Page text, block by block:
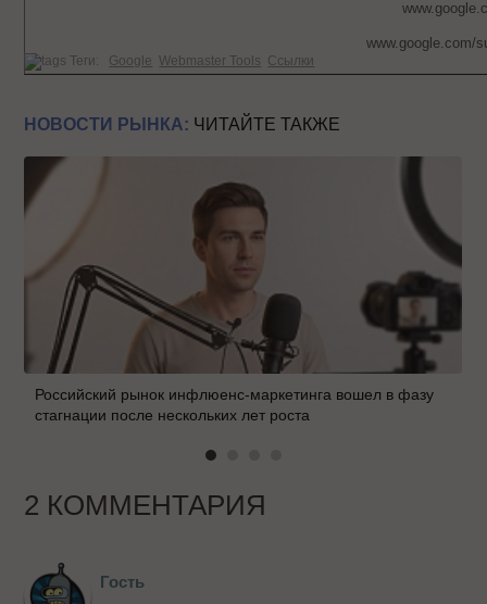
www.google.com/
Теги: Google Webmaster Tools Ссылки
НОВОСТИ РЫНКА: ЧИТАЙТЕ ТАКЖЕ
Российский рынок инфлюенс-маркетинга вошел в фазу
стагнации после нескольких лет роста
2 КОММЕНТАРИЯ
Гость